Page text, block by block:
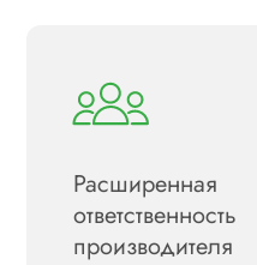
Расширенная
ответственность
производителя